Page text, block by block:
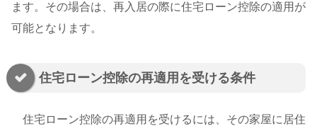
ます。その場合は、再入居の際に住宅ローン控除の適用が
可能となります。
住宅ローン控除の再適用を受ける条件
住宅ローン控除の再適用を受けるには、その家屋に居住